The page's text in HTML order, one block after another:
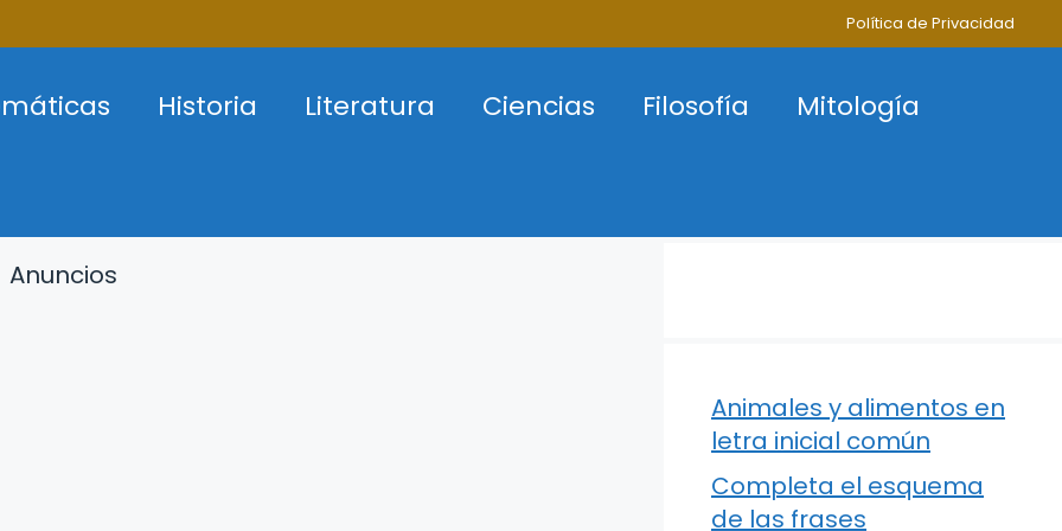
Política de Privacidad
Historia Literatura Ciencias Filosofía
Mitología
Anuncios
Animales y alimentos en
letra inicial común
Completa el esquema
de las frases